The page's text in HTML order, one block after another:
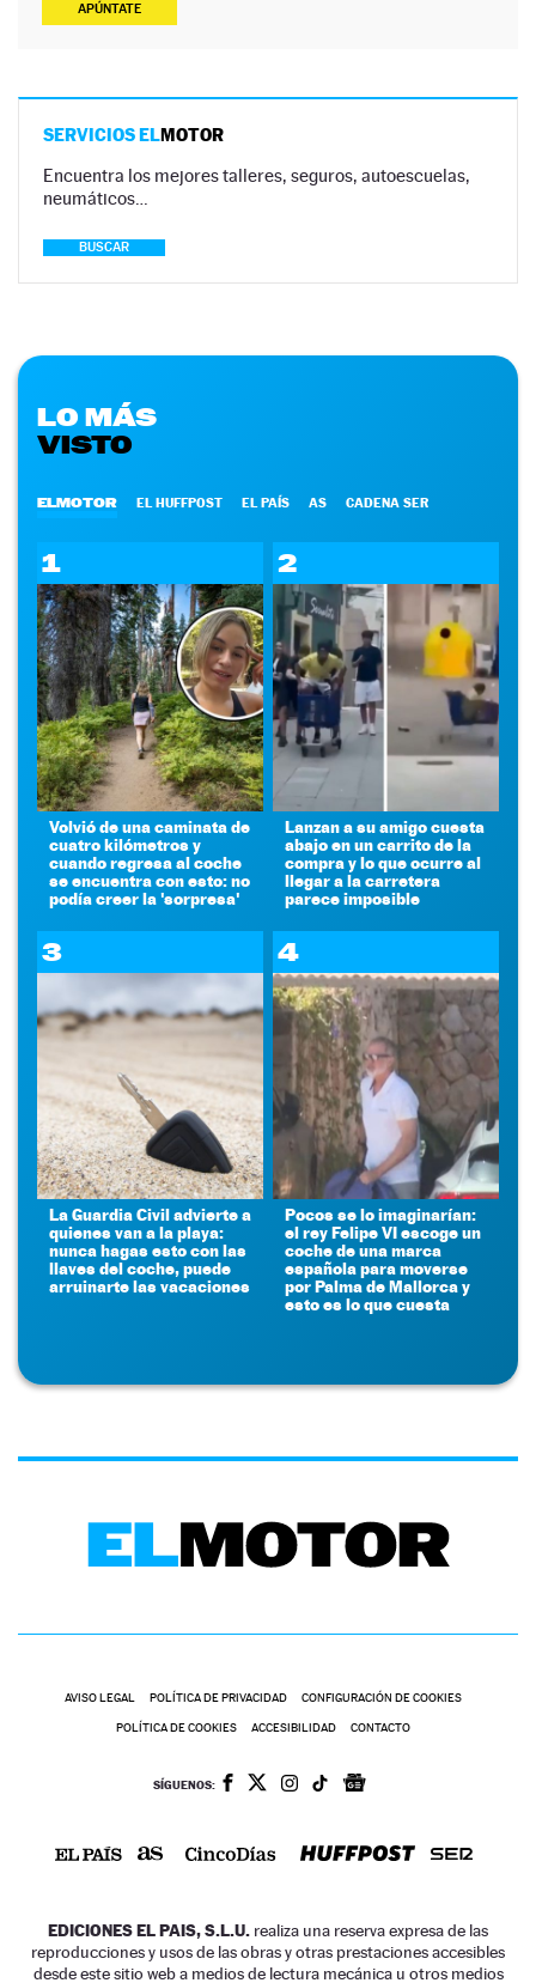
APÚNTATE
SERVICIOS ELMOTOR
Encuentra los mejores talleres, seguros, autoescuelas,
neumáticos…
BUSCAR
LO MÁS
VISTO
ELMOTOR EL HUFFPOST EL PAÍS AS CADENA SER
1
Volvió de una caminata de
cuatro kilómetros y
cuando regresa al coche
se encuentra con esto: no
podía creer la 'sorpresa'
2
Lanzan a su amigo cuesta
abajo en un carrito de la
compra y lo que ocurre al
llegar a la carretera
parece imposible
3
La Guardia Civil advierte a
quienes van a la playa:
nunca hagas esto con las
llaves del coche, puede
arruinarte las vacaciones
4
Pocos se lo imaginarían:
el rey Felipe VI escoge un
coche de una marca
española para moverse
por Palma de Mallorca y
esto es lo que cuesta
AVISO LEGAL POLÍTICA DE PRIVACIDAD CONFIGURACIÓN DE COOKIES
POLÍTICA DE COOKIES ACCESIBILIDAD CONTACTO
SÍGUENOS:
EDICIONES EL PAIS, S.L.U. realiza una reserva expresa de las
reproducciones y usos de las obras y otras prestaciones accesibles
desde este sitio web a medios de lectura mecánica u otros medios